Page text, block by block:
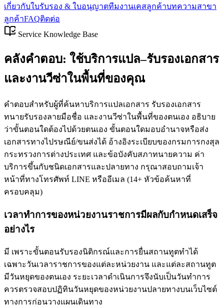
เกี่ยวกับใบรับรอง & ใบอนุญาตทีมงานเคสลูกค้าบทความสาขา
ลูกค้าFAQติดต่อ
Service Knowledge Base
คลังคำตอบ: ใช้บริการแปล–รับรองเอกสาร
และงานวีซ่าในพื้นที่ของคุณ
คำตอบสำหรับผู้ที่ค้นหาบริการแปลเอกสาร รับรองเอกสาร
ทนายรับรองลายมือชื่อ และงานวีซ่าในพื้นที่ของตนเอง อธิบาย
ว่าขั้นตอนใดต้องไปด้วยตนเอง ขั้นตอนใดมอบอำนาจหรือส่ง
เอกสารทางไปรษณีย์/ขนส่งได้ อ้างอิงระเบียบของกรมการกงสุล
กระทรวงการต่างประเทศ และข้อบังคับสภาทนายความ ค่า
บริการขึ้นกับชนิดเอกสารและปลายทาง กรุณาสอบถามเจ้า
หน้าที่ทางโทรศัพท์ LINE หรืออีเมล (14+ หัวข้อค้นหาที่
ครอบคลุม)
เวลาทำการของหน่วยงานราชการมีผลกับกำหนดเสร็จ
อย่างไร
มี เพราะขั้นตอนรับรองนิติกรณ์และการยื่นสถานทูตทำได้
เฉพาะวันเวลาราชการของแต่ละหน่วยงาน และแต่ละสถานทูต
มีวันหยุดของตนเอง ระยะเวลาดำเนินการจึงนับเป็นวันทำการ
ควรตรวจสอบปฏิทินวันหยุดของหน่วยงานปลายทางบนเว็บไซต์
ทางการก่อนวางแผนเดินทาง